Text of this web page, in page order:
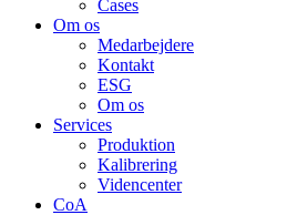
Cases
Om os
Medarbejdere
Kontakt
ESG
Om os
Services
Produktion
Kalibrering
Videncenter
CoA